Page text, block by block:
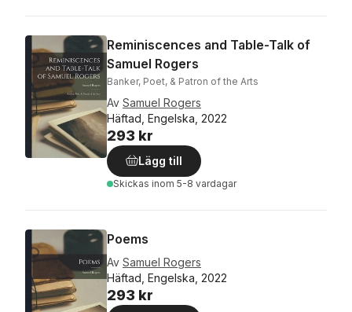
Reminiscences and Table-Talk of
Samuel Rogers
Banker, Poet, & Patron of the Arts
Av Samuel Rogers
Häftad, Engelska, 2022
293 kr
Lägg till
Skickas inom 5-8 vardagar
Poems
Av Samuel Rogers
Häftad, Engelska, 2022
293 kr